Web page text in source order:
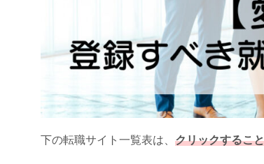
下の転職サイト一覧表は、 クリックするこ